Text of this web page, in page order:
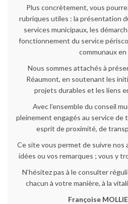
Plus concrètement, vous
rubriques utiles : la présentation
services municipaux, les
fonctionnement du service
communaux en
Nous sommes attachés à
Réaumont, en soutenant les
projets durables et les liens
Avec l’ensemble du conseil
pleinement engagés au service de
esprit de proximité, de
Ce site vous permet de suivre nos
idées ou vos remarques ; vous y
N’hésitez pas à le consulter
chacun à votre manière, à la
Françoise